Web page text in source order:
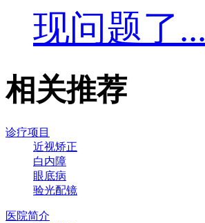
现问题了...
相关推荐
诊疗项目
近视矫正
白内障
眼底病
验光配镜
医院简介